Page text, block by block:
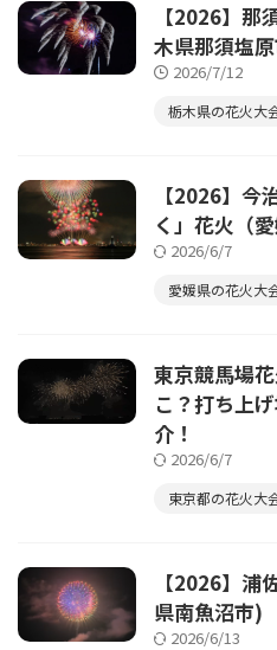
【2026】那
木県那須塩原
2026/7/12
栃木県の花火大
【2026】今
く」花火（
2026/6/7
愛媛県の花火大
東京競馬場
こ？打ち上
介！
2026/6/7
東京都の花火大
【2026】浦
県南魚沼市)
2026/6/13